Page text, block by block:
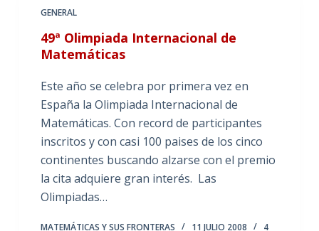
GENERAL
49ª Olimpiada Internacional de
Matemáticas
Este año se celebra por primera vez en
España la Olimpiada Internacional de
Matemáticas. Con record de participantes
inscritos y con casi 100 paises de los cinco
continentes buscando alzarse con el premio
la cita adquiere gran interés. Las
Olimpiadas…
MATEMÁTICAS Y SUS FRONTERAS 11 JULIO 2008
4